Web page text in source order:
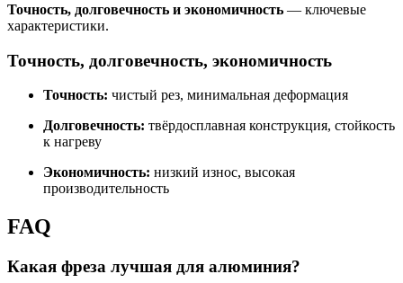
Точность, долговечность и экономичность — ключевые
характеристики.
Точность, долговечность, экономичность
Точность: чистый рез, минимальная деформация
Долговечность: твёрдосплавная конструкция, стойкость
к нагреву
Экономичность: низкий износ, высокая
производительность
FAQ
Какая фреза лучшая для алюминия?